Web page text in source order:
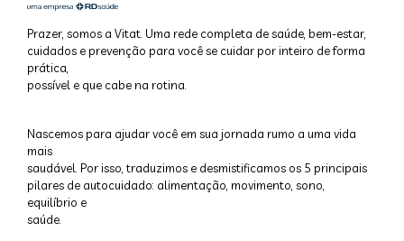
Prazer, somos a Vitat. Uma rede completa de saúde, bem-estar,
cuidados e prevenção para você se cuidar por inteiro de forma
prática,
possível e que cabe na rotina.
Nascemos para ajudar você em sua jornada rumo a uma vida
mais
saudável. Por isso, traduzimos e desmistificamos os 5 principais
pilares de autocuidado: alimentação, movimento, sono,
equilíbrio e
saúde.